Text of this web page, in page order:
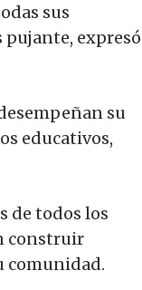
sus
pujante, expresó
su
educativos,
de todos los
construir
comunidad.